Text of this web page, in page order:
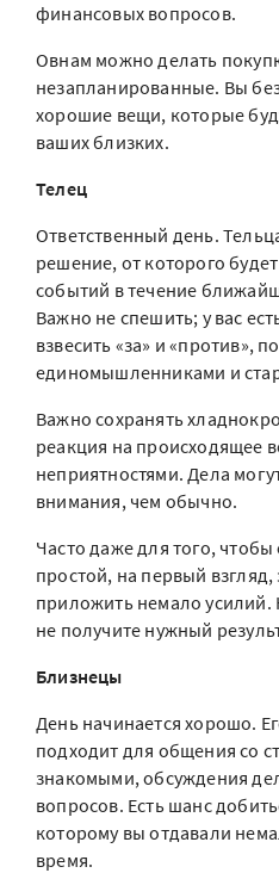
финансовых вопросов.
Овнам можно делать
незапланированные. Вы
хорошие вещи, которые
ваших близких.
Телец
Ответственный день.
решение, от которого
событий в течение
Важно не спешить; у вас
взвесить «за» и «против»,
единомышленниками и
Важно сохранять
реакция на происходящее
неприятностями. Дела
внимания, чем обычно.
Часто даже для того, чтобы
простой, на первый
приложить немало усилий.
не получите нужный
Близнецы
День начинается хорошо.
подходит для общения со
знакомыми, обсуждения
вопросов. Есть шанс
которому вы отдавали
время.